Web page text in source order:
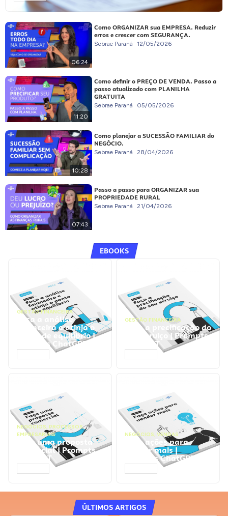
06:24
Como ORGANIZAR sua EMPRESA. Reduzir
erros e crescer com SEGURANÇA.
Sebrae Paraná 12/05/2026
11:20
Como definir o PREÇO DE VENDA. Passo a
passo atualizado com PLANILHA
GRATUITA
Sebrae Paraná 05/05/2026
10:28
Como planejar a SUCESSÃO FAMILIAR do
NEGÓCIO.
Sebrae Paraná 28/04/2026
07:43
Passo a passo para ORGANIZAR sua
PROPRIEDADE RURAL
Sebrae Paraná 21/04/2026
EBOOKS
GESTÃO FINANCEIRA
Faça a análise
financeira e atinja o
ponto de equilíbrio |
Prompts ChatGPT
GESTÃO FINANCEIRA
Faça a precificação do
seu serviço | Prompts
ChatGPT
NEGÓCIOS, PROCESSOS
EMPRESARIAIS
Faça uma proposta
comercial | Prompts
ChatGPT
NEGÓCIOS, VENDAS
Faça ações para
vender mais |
Prompts ChatGPT
ÚLTIMOS ARTIGOS